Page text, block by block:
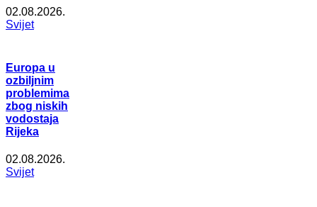
02.08.2026.
Svijet
Europa u
ozbiljnim
problemima
zbog niskih
vodostaja
Rijeka
02.08.2026.
Svijet